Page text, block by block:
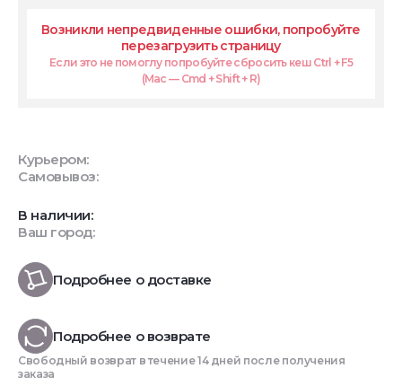
Возникли непредвиденные ошибки, попробуйте
перезагрузить страницу
Если это не помоглу попробуйте сбросить кеш Ctrl + F5
(Mac — Cmd + Shift + R)
Курьером:
Самовывоз:
В наличии:
Ваш город:
Подробнее о доставке
Подробнее о возврате
Свободный возврат в течение 14 дней после получения
заказа